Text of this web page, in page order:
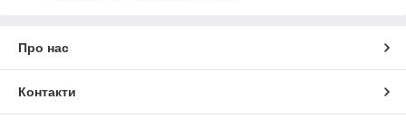
Про нас
Контакти